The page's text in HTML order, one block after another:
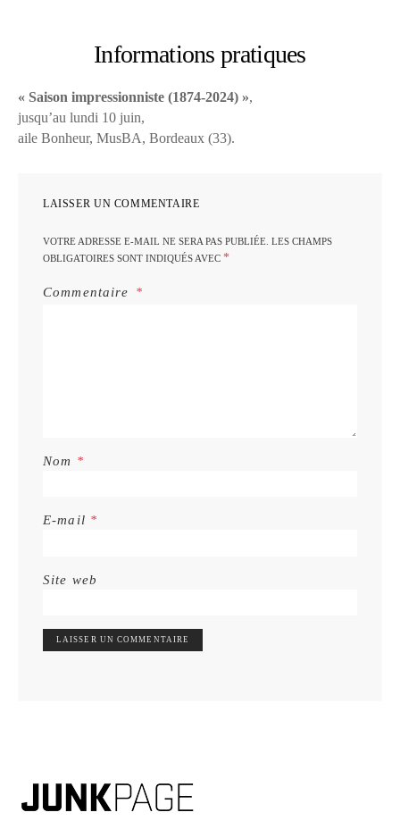
Informations pratiques
« Saison impressionniste (1874-2024) »,
jusqu’au lundi 10 juin,
aile Bonheur, MusBA, Bordeaux (33).
LAISSER UN COMMENTAIRE
VOTRE ADRESSE E-MAIL NE SERA PAS PUBLIÉE. LES CHAMPS
OBLIGATOIRES SONT INDIQUÉS AVEC *
Commentaire
Nom *
E-mail *
Site web